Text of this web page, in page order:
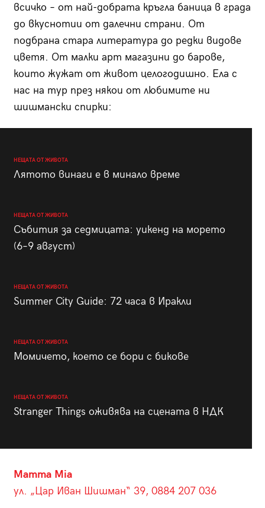
всичко – от най-добрата кръгла баница в града
до вкуснотии от далечни страни. От
подбрана стара литература до редки видове
цветя. От малки арт магазини до барове,
които жужат от живот целогодишно. Ела с
нас на тур през някои от любимите ни
шишмански спирки:
НЕЩАТА ОТ ЖИВОТА
Лятото винаги е в минало време
НЕЩАТА ОТ ЖИВОТА
Събития за седмицата: уикенд на морето
(6–9 август)
НЕЩАТА ОТ ЖИВОТА
Summer City Guide: 72 часа в Иракли
НЕЩАТА ОТ ЖИВОТА
Момичето, което се бори с бикове
НЕЩАТА ОТ ЖИВОТА
Stranger Things оживява на сцената в НДК
Mamma Mia
ул. „Цар Иван Шишман“ 39, 0884 207 036